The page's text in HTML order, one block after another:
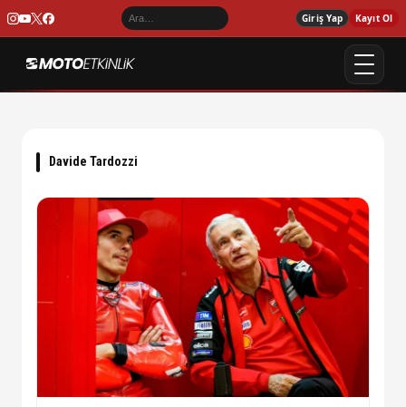
Giriş Yap Kayıt Ol
Davide Tardozzi